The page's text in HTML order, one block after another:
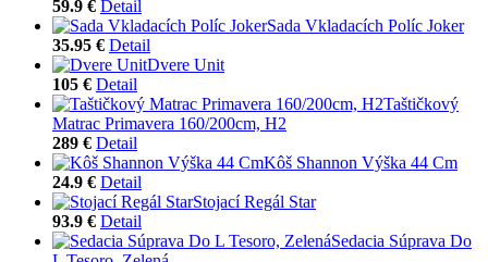
59.9 € Detail
Sada Vkladacích Políc Joker
35.95 € Detail
Dvere Unit
105 € Detail
Taštičkový
Matrac Primavera 160/200cm, H2
289 € Detail
Kôš Shannon Výška 44 Cm
24.9 € Detail
Stojací Regál Star
93.9 € Detail
Sedacia Súprava Do